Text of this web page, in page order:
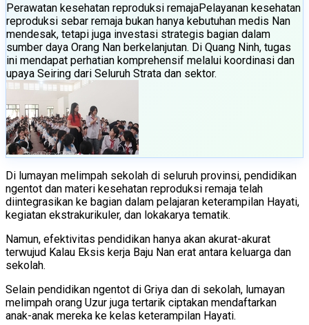
Perawatan kesehatan reproduksi remajaPelayanan kesehatan
reproduksi sebar remaja bukan hanya kebutuhan medis Nan
mendesak, tetapi juga investasi strategis bagian dalam
sumber daya Orang Nan berkelanjutan. Di Quang Ninh, tugas
ini mendapat perhatian komprehensif melalui koordinasi dan
upaya Seiring dari Seluruh Strata dan sektor.
Di lumayan melimpah sekolah di seluruh provinsi, pendidikan
ngentot dan materi kesehatan reproduksi remaja telah
diintegrasikan ke bagian dalam pelajaran keterampilan Hayati,
kegiatan ekstrakurikuler, dan lokakarya tematik.
Namun, efektivitas pendidikan hanya akan akurat-akurat
terwujud Kalau Eksis kerja Baju Nan erat antara keluarga dan
sekolah.
Selain pendidikan ngentot di Griya dan di sekolah, lumayan
melimpah orang Uzur juga tertarik ciptakan mendaftarkan
anak-anak mereka ke kelas keterampilan Hayati.